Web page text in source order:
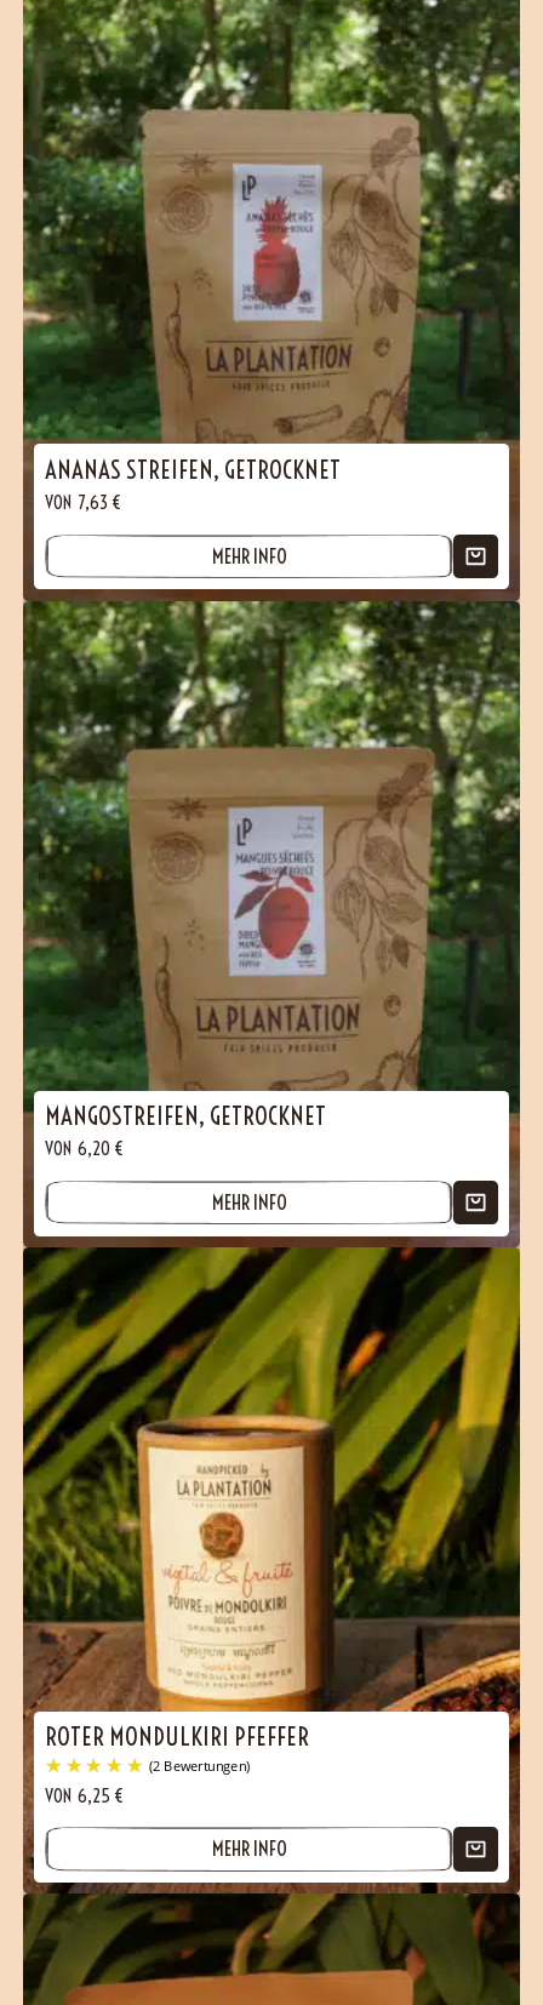
(99 Bewertungen)
ANANAS STREIFEN, GETROCKNET
VON 7,63 €
MEHR INFO
MANGOSTREIFEN, GETROCKNET
VON 6,20 €
MEHR INFO
ROTER MONDULKIRI PFEFFER
VON 6,25 €
MEHR INFO